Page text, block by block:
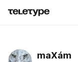
maXám